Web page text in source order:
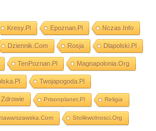
Kresy.pl Epoznan.pl Nczas.info
Dziennik.com Rosja Dlapolski.pl
TenPoznan.pl Magnapolonia.org
Twojapogoda.pl
Zdrowie Prisonplanet.pl Religia
Stolikwolnosci.org